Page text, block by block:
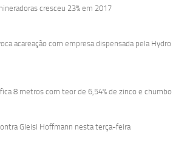
cresceu 23% em 2017
acareação com empresa dispensada pela Hydro
8 metros com teor de 6,54% de zinco e chumbo
Gleisi Hoffmann nesta terça-feira